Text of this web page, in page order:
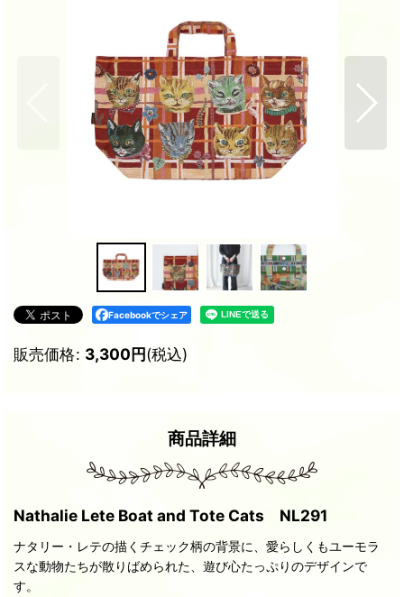
Facebookでシェア
販売価格: 3,300円(税込)
商品詳細
Nathalie Lete Boat and Tote Cats NL291
ナタリー・レテの描くチェック柄の背景に、愛らしくもユーモラ
スな動物たちが散りばめられた、遊び心たっぷりのデザインで
す。